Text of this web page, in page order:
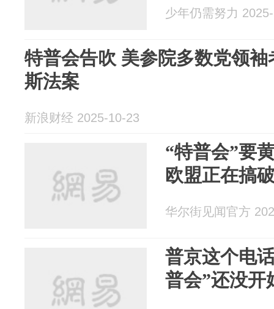
少年仍需努力
特普会告吹 美参院多数党领
斯法案
新浪财经 2025-10-23
“特普会”要
欧盟正在搞
华尔街见闻官方
普京这个电
普会”还没开